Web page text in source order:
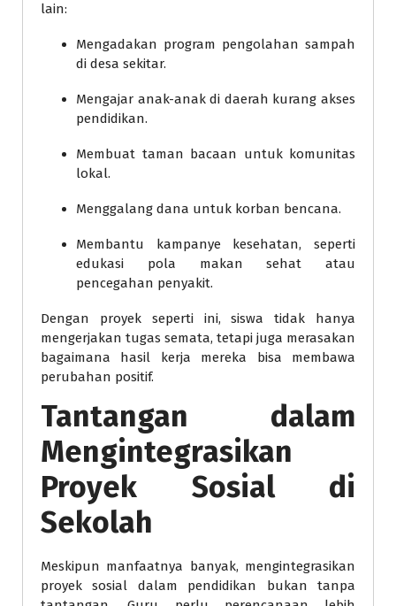
lain:
Mengadakan program pengolahan sampah
di desa sekitar.
Mengajar anak-anak di daerah kurang akses
pendidikan.
Membuat taman bacaan untuk komunitas
lokal.
Menggalang dana untuk korban bencana.
Membantu kampanye kesehatan, seperti
edukasi pola makan sehat atau
pencegahan penyakit.
Dengan proyek seperti ini, siswa tidak hanya
mengerjakan tugas semata, tetapi juga merasakan
bagaimana hasil kerja mereka bisa membawa
perubahan positif.
Tantangan dalam
Mengintegrasikan
Proyek Sosial di
Sekolah
Meskipun manfaatnya banyak, mengintegrasikan
proyek sosial dalam pendidikan bukan tanpa